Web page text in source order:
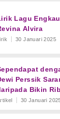
Lagu
Alvira
30 Januari 2025
Perssik
Bikin
30 Januari